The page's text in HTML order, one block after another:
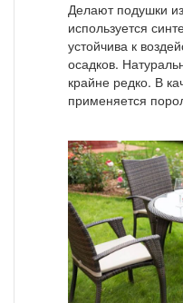
Делают подушки
используется
устойчива к
осадков.
крайне редко. В
применяется